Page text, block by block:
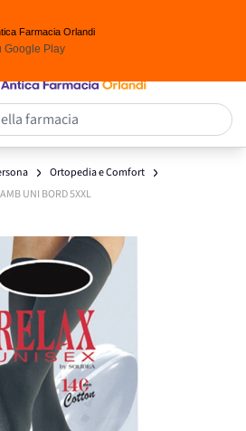
Farmacia Orlandi
Google Play
farmacia
Ortopedia e Comfort
UNI BORD 5XXL